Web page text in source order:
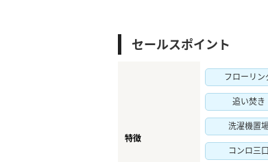
セールスポイント
特徴
フローリン
追い焚き
洗濯機置
コンロ三口